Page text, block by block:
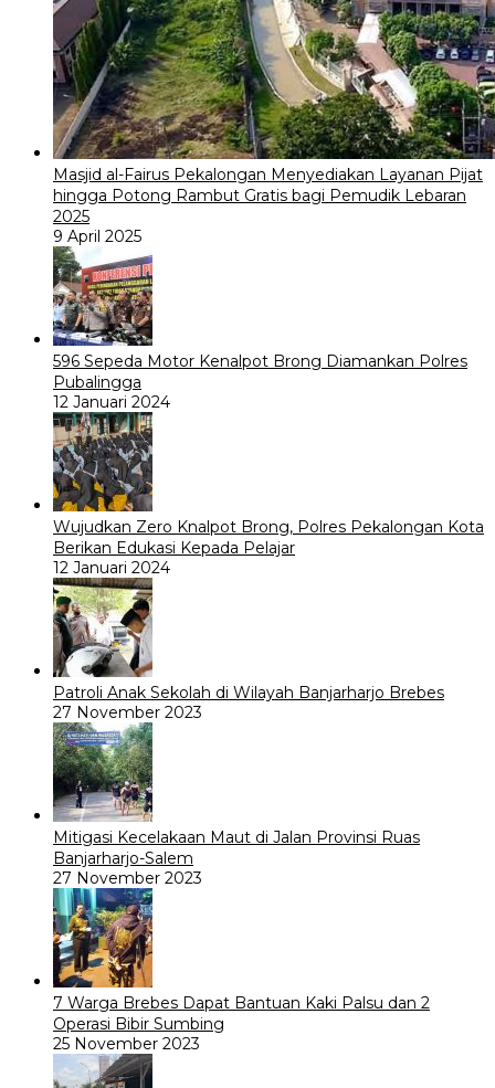
Masjid al-Fairus Pekalongan Menyediakan Layanan Pijat
hingga Potong Rambut Gratis bagi Pemudik Lebaran
2025
9 April 2025
596 Sepeda Motor Kenalpot Brong Diamankan Polres
Pubalingga
12 Januari 2024
Wujudkan Zero Knalpot Brong, Polres Pekalongan Kota
Berikan Edukasi Kepada Pelajar
12 Januari 2024
Patroli Anak Sekolah di Wilayah Banjarharjo Brebes
27 November 2023
Mitigasi Kecelakaan Maut di Jalan Provinsi Ruas
Banjarharjo-Salem
27 November 2023
7 Warga Brebes Dapat Bantuan Kaki Palsu dan 2
Operasi Bibir Sumbing
25 November 2023